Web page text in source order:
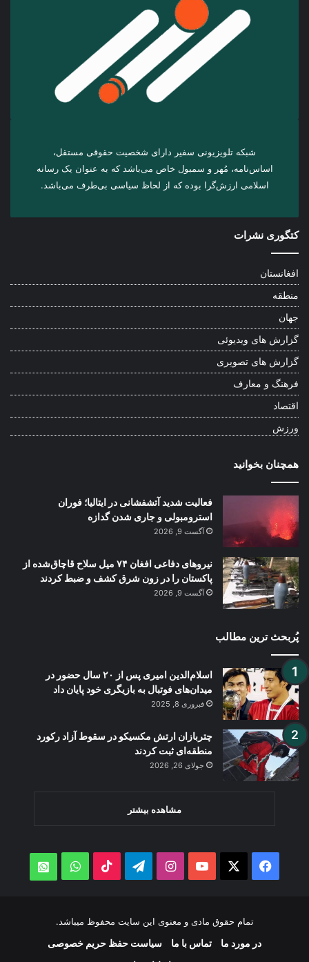
شبکه تلویزیونی سفیر دارای شخصیت حقوقی مستقل،
اساس‌نامه، مُهر و سمبول خاص می‌باشد که به عنوان یک رسانه
اسلامی ارزش‌گرا بوده که از لحاظ سیاسی بی‌طرف می‌باشد.
کتگوری نشرات
افغانستان
منطقه
جهان
گزارش های ویدیوئی
گزارش های تصویری
فرهنگ و معارف
اقتصاد
ورزش
همچنان بخوانید
فعالیت شدید آتشفشانی در ایتالیا؛ فوران
استرومبولی و جاری شدن گدازه
آگست 9, 2026
نیروهای دفاعی افغان ۷۴ میل سلاح قاچاق‌شده از
پاکستان را در زون شرق کشف و ضبط کردند
آگست 9, 2026
پُربحث ترین مطالب
اسلام‌الدین امیری پس از ۲۰ سال حضور در
میدان‌های فوتبال به بازیگری خود پایان داد
فبروری 8, 2025
چتربازان ارتش مکسیکو در سقوط آزاد رکورد
منطقه‌ای ثبت کردند
جولای 26, 2026
مشاهده بیشتر
Facebook
YouTube
Instagram
Telegram
TikTok
WhatsApp
تمام حقوق مادی و معنوی این سایت محفوظ میباشد.
در مورد ما تماس با ما
سیاست حفظ حریم خصوصی